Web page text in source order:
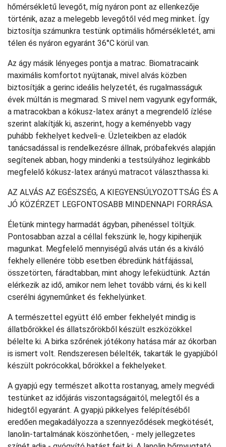
hőmérsékletű levegőt, míg nyáron pont az ellenkezője
történik, azaz a melegebb levegőtől véd meg minket. Így
biztosítja számunkra testünk optimális hőmérsékletét, ami
télen és nyáron egyaránt 36°C körül van.
Az ágy másik lényeges pontja a matrac. Biomatracaink
maximális komfortot nyújtanak, mivel alvás közben
biztosítják a gerinc ideális helyzetét, és rugalmasságuk
évek múltán is megmarad. S mivel nem vagyunk egyformák,
a matracokban a kókusz-latex arányt a megrendelő ízlése
szerint alakítják ki, aszerint, hogy a keményebb vagy
puhább fekhelyet kedveli-e. Üzleteikben az eladók
tanácsadással is rendelkezésre állnak, próbafekvés alapján
segítenek abban, hogy mindenki a testsúlyához leginkább
megfelelő kókusz-latex arányú matracot választhassa ki.
AZ ALVÁS AZ EGÉSZSÉG, A KIEGYENSÚLYOZOTTSÁG ÉS A
JÓ KÖZÉRZET LEGFONTOSABB MINDENNAPI FORRÁSA.
Életünk mintegy harmadát ágyban, pihenéssel töltjük.
Pontosabban azzal a céllal fekszünk le, hogy kipihenjük
magunkat. Megfelelő mennyiségű alvás után és a kiváló
fekhely ellenére több esetben ébredünk hátfájással,
összetörten, fáradtabban, mint ahogy lefeküdtünk. Aztán
elérkezik az idő, amikor nem lehet tovább várni, és ki kell
cserélni ágyneműnket és fekhelyünket.
A természettel együtt élő ember fekhelyét mindig is
állatbőrökkel és állatszőrökből készült eszközökkel
bélelte ki. A birka szőrének jótékony hatása már az ókorban
is ismert volt. Rendszeresen bélelték, takarták le gyapjúból
készült pokrócokkal, bőrökkel a fekhelyeket.
A gyapjú egy természet alkotta rostanyag, amely megvédi
testünket az időjárás viszontagságaitól, melegtől és a
hidegtől egyaránt. A gyapjú pikkelyes felépítéséből
eredően megakadályozza a szennyeződések megkötését,
lanolin-tartalmának köszönhetően, - mely jellegzetes